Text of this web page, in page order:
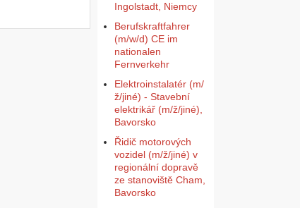
Ingolstadt, Niemcy
Berufskraftfahrer
(m/w/d) CE im
nationalen
Fernverkehr
Elektroinstalatér (m/
ž/jiné) - Stavební
elektrikář (m/ž/jiné),
Bavorsko
Řidič motorových
vozidel (m/ž/jiné) v
regionální dopravě
ze stanoviště Cham,
Bavorsko